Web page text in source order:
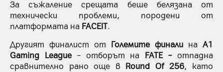
За съжаление срещата беше белязана от
технически проблеми, породени от
платформата на FACEIT.
Другият финалист от Големите финали на A1
Gaming League– отборът на FATE –отпадна
сравнително рано още в Round Of 256, като